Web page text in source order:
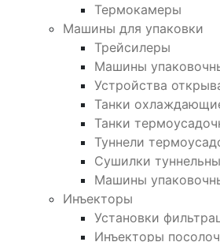
Термокамеры
Машины для упаковки
Трейсилеры
Машины
Устройства
Танки
Танки
Туннели
Сушилки
Машины
Инъекторы
Установки
Инъекторы